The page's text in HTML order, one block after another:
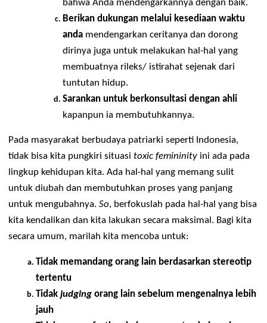
Tanyakan kabar, situasinya, dan perasaannya
terhadap kondisi toxic yang ia alami. Hal ini
dapat kita lakukan sesuai persetujuannya
jika ia sudah bersedia bercerita.
Dengarkan dengan aktif
melontarkan pertanyaan terbuka, hindari
memotong kalimatnya, hindari melakukan
judgement, tunjukkan empati dengan gestur
bahwa Anda mendengarkannya dengan baik.
Berikan dukungan melalui kesediaan waktu
anda mendengarkan ceritanya dan dorong
dirinya juga untuk melakukan hal-hal yang
membuatnya rileks/ istirahat sejenak dari
tuntutan hidup.
Pada masyarakat berbudaya patriarki seperti Indonesia,
tidak bisa kita pungkiri situasi